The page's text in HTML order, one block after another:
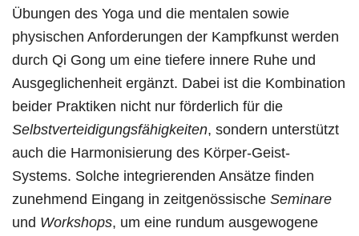
Übungen des Yoga und die mentalen sowie
physischen Anforderungen der Kampfkunst werden
durch Qi Gong um eine tiefere innere Ruhe und
Ausgeglichenheit ergänzt. Dabei ist die Kombination
beider Praktiken nicht nur förderlich für die
Selbstverteidigungsfähigkeiten, sondern unterstützt
auch die Harmonisierung des Körper-Geist-
Systems. Solche integrierenden Ansätze finden
zunehmend Eingang in zeitgenössische Seminare
und Workshops, um eine rundum ausgewogene